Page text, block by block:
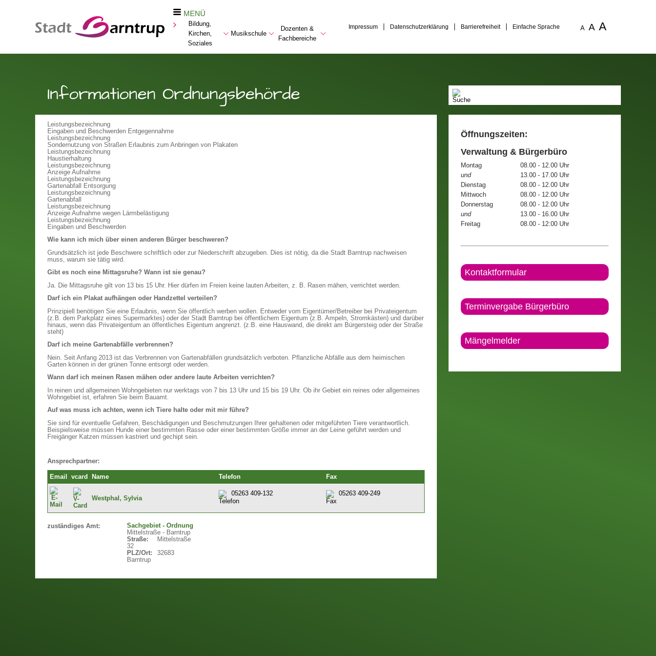
MENÜ
Bildung,
Kirchen,
Soziales
Musikschule
Dozenten &
Fachbereiche
Impressum Datenschutzerklärung Barrierefreiheit Einfache Sprache A A A
Informationen Ordnungsbehörde
Leistungsbezeichnung
Eingaben und Beschwerden Entgegennahme
Leistungsbezeichnung
Sondernutzung von Straßen Erlaubnis zum Anbringen von Plakaten
Leistungsbezeichnung
Haustierhaltung
Leistungsbezeichnung
Anzeige Aufnahme
Leistungsbezeichnung
Gartenabfall Entsorgung
Leistungsbezeichnung
Gartenabfall
Leistungsbezeichnung
Anzeige Aufnahme wegen Lärmbelästigung
Leistungsbezeichnung
Eingaben und Beschwerden
Wie kann ich mich über einen anderen Bürger beschweren?
Grundsätzlich ist jede Beschwere schriftlich oder zur Niederschrift abzugeben. Dies ist nötig, da die Stadt Barntrup nachweisen
muss, warum sie tätig wird.
Gibt es noch eine Mittagsruhe? Wann ist sie genau?
Ja. Die Mittagsruhe gilt von 13 bis 15 Uhr. Hier dürfen im Freien keine lauten Arbeiten, z. B. Rasen mähen, verrichtet werden.
Darf ich ein Plakat aufhängen oder Handzettel verteilen?
Prinzipiell benötigen Sie eine Erlaubnis, wenn Sie öffentlich werben wollen. Entweder vom Eigentümer/Betreiber bei Privateigentum
(z.B. dem Parkplatz eines Supermarktes) oder der Stadt Barntrup bei öffentlichem Eigentum (z.B. Ampeln, Stromkästen) und darüber
hinaus, wenn das Privateigentum an öffentliches Eigentum angrenzt. (z.B. eine Hauswand, die direkt am Bürgersteig oder der Straße
steht)
Darf ich meine Gartenabfälle verbrennen?
Nein. Seit Anfang 2013 ist das Verbrennen von Gartenabfällen grundsätzlich verboten. Pflanzliche Abfälle aus dem heimischen
Garten können in der grünen Tonne entsorgt oder werden.
Wann darf ich meinen Rasen mähen oder andere laute Arbeiten verrichten?
In reinen und allgemeinen Wohngebieten nur werktags von 7 bis 13 Uhr und 15 bis 19 Uhr. Ob ihr Gebiet ein reines oder allgemeines
Wohngebiet ist, erfahren Sie beim Bauamt.
Auf was muss ich achten, wenn ich Tiere halte oder mit mir führe?
Sie sind für eventuelle Gefahren, Beschädigungen und Beschmutzungen Ihrer gehaltenen oder mitgeführten Tiere verantwortlich.
Beispielsweise müssen Hunde einer bestimmten Rasse oder einer bestimmten Größe immer an der Leine geführt werden und
Freigänger Katzen müssen kastriert und gechipt sein.
Ansprechpartner:
Email vcard Name Telefon Fax
Westphal, Sylvia
05263 409-132 05263 409-249
zuständiges Amt:
Sachgebiet - Ordnung
Mittelstraße - Barntrup
Straße:
Mittelstraße
32
PLZ/Ort:
32683
Barntrup
Öffnungszeiten:
Verwaltung & Bürgerbüro
Montag
08.00 - 12.00 Uhr
und
13.00 - 17.00 Uhr
Dienstag
08.00 - 12.00 Uhr
Mittwoch
08.00 - 12.00 Uhr
Donnerstag
08.00 - 12.00 Uhr
und
13.00 - 16.00 Uhr
Freitag
08.00 - 12:00 Uhr
Kontaktformular
Terminvergabe Bürgerbüro
Mängelmelder